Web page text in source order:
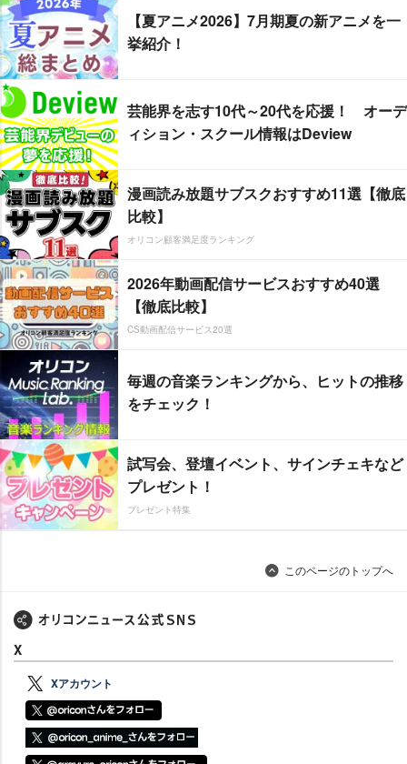
【夏アニメ2026】7月期夏の新アニメを一
挙紹介！
芸能界を志す10代～20代を応援！ オーデ
ィション・スクール情報はDeview
漫画読み放題サブスクおすすめ11選【徹底
比較】
オリコン顧客満足度ランキング
2026年動画配信サービスおすすめ40選
【徹底比較】
CS動画配信サービス20選
毎週の音楽ランキングから、ヒットの推移
をチェック！
試写会、登壇イベント、サインチェキなど
プレゼント！
プレゼント特集
このページのトップへ
X
Xアカウント